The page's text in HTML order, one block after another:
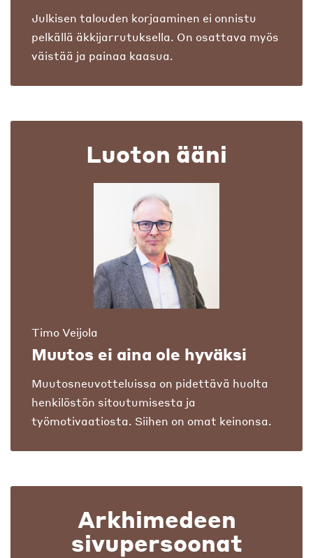
Julkisen talouden korjaaminen ei onnistu
pelkällä äkkijarrutuksella. On osattava myös
väistää ja painaa kaasua.
Luoton ääni
Timo Veijola
Muutos ei aina ole hyväksi
Muutosneuvotteluissa on pidettävä huolta
henkilöstön sitoutumisesta ja
työmotivaatiosta. Siihen on omat keinonsa.
Arkhimedeen
sivupersoonat